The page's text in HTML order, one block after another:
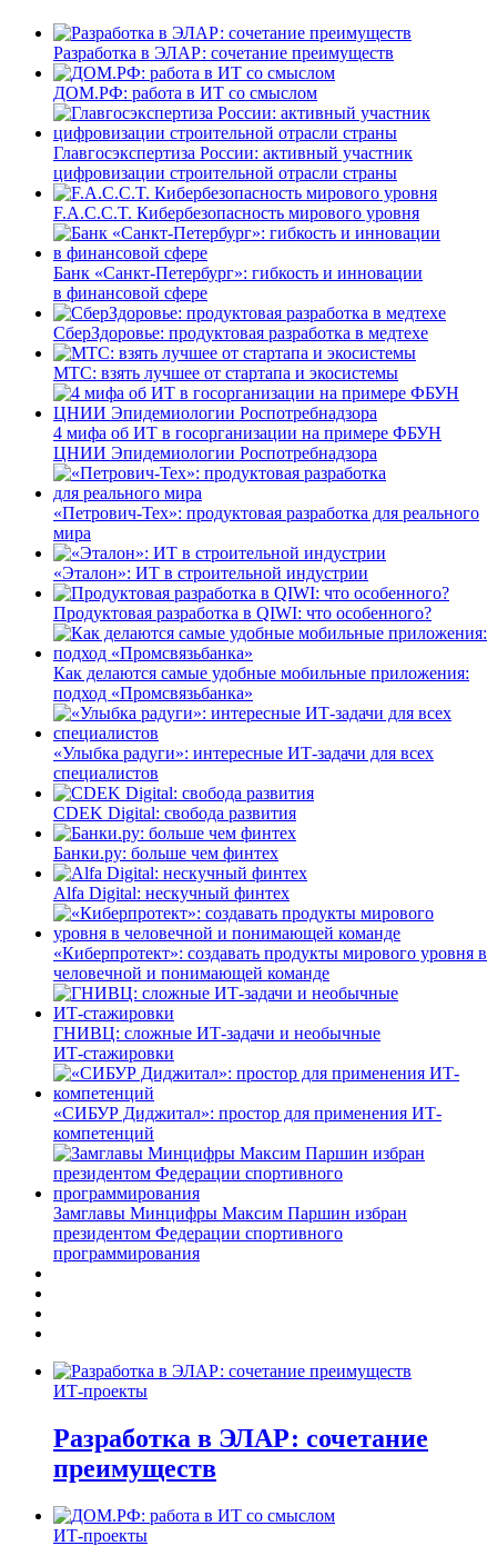
Разработка в ЭЛАР: сочетание преимуществ
ДОМ.РФ: работа в ИТ со смыслом
Главгосэкспертиза России: активный участник
цифровизации строительной отрасли страны
F.A.C.C.T. Кибербезопасность мирового уровня
Банк «Санкт-Петербург»: гибкость и инновации
в финансовой сфере
СберЗдоровье: продуктовая разработка в медтехе
МТС: взять лучшее от стартапа и экосистемы
4 мифа об ИТ в госорганизации на примере ФБУН
ЦНИИ Эпидемиологии Роспотребнадзора
«Петрович-Тех»: продуктовая разработка для реального
мира
«Эталон»: ИТ в строительной индустрии
Продуктовая разработка в QIWI: что особенного?
Как делаются самые удобные мобильные приложения:
подход «Промсвязьбанка»
«Улыбка радуги»: интересные ИТ-задачи для всех
специалистов
CDEK Digital: свобода развития
Банки.ру: больше чем финтех
Alfa Digital: нескучный финтех
«Киберпротект»: создавать продукты мирового уровня в
человечной и понимающей команде
ГНИВЦ: сложные ИТ‑задачи и необычные
ИТ‑стажировки
«СИБУР Диджитал»: простор для применения ИТ-
компетенций
Замглавы Минцифры Максим Паршин избран
президентом Федерации спортивного
программирования
ИТ-проекты
Разработка в ЭЛАР: сочетание
преимуществ
ИТ-проекты